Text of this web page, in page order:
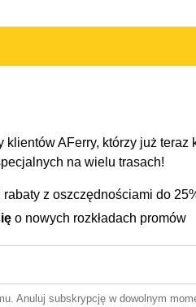
klientów AFerry, którzy już
na wielu trasach!
rabaty z oszczędnościami do
o nowych rozkładach promów
Anuluj subskrypcję w dowolnym